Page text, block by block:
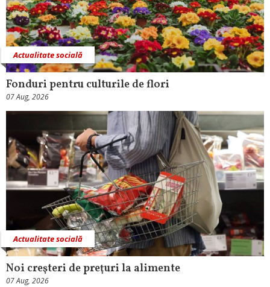
Actualitate socială
Fonduri pentru culturile de flori
07 Aug, 2026
Actualitate socială
Noi creşteri de preţuri la alimente
07 Aug, 2026